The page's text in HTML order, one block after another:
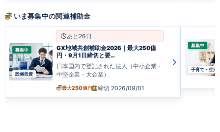
いま募集中の関連補助金
募集中
設備投資
あと26日
GX地域共創補助金2026｜最大250億
円・9月1日締切と要…
日本国内で登記された法人（中小企業・
中堅企業・大企業）
最大250億円 締切 2026/09/01
募集中